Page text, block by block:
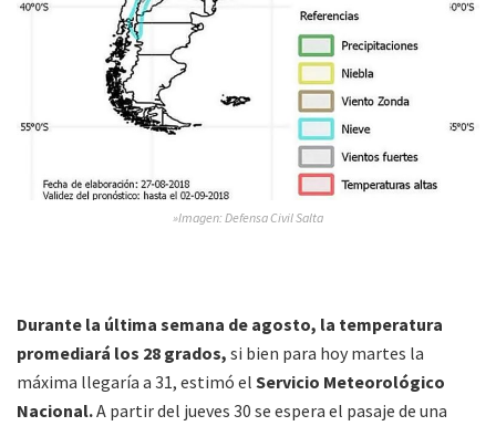
»Imagen: Defensa Civil Salta
Durante la última semana de agosto, la temperatura
promediará los 28 grados, si bien para hoy martes la
máxima llegaría a 31, estimó el Servicio Meteorológico
Nacional.A partir del jueves 30 se espera el pasaje de una